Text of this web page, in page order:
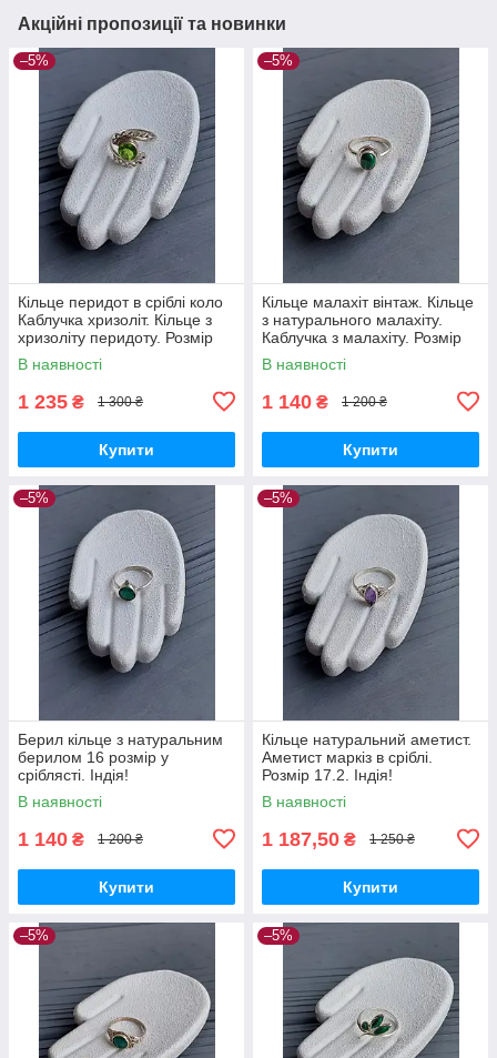
Акційні пропозиції та новинки
–5%
Кільце перидот в сріблі коло
Каблучка хризоліт. Кільце з
хризоліту перидоту. Розмір
16. Індія!
В наявності
1 235 ₴ 1 300 ₴
Купити
–5%
Кільце малахіт вінтаж. Кільце
з натурального малахіту.
Каблучка з малахіту. Розмір
15.5. Індія!
В наявності
1 140 ₴ 1 200 ₴
Купити
–5%
Берил кільце з натуральним
берилом 16 розмір у
сріблясті. Індія!
В наявності
1 140 ₴ 1 200 ₴
Купити
–5%
Кільце натуральний аметист.
Аметист маркіз в сріблі.
Розмір 17.2. Індія!
В наявності
1 187,50 ₴ 1 250 ₴
Купити
–5% –5%